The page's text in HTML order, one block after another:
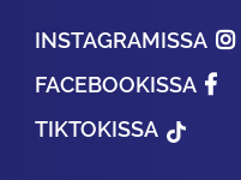
INSTAGRAMISSA
FACEBOOKISSA
TIKTOKISSA